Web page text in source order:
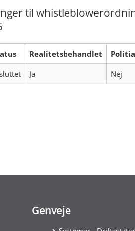
til
Realitetsbehandlet
Ja Nej
Genveje